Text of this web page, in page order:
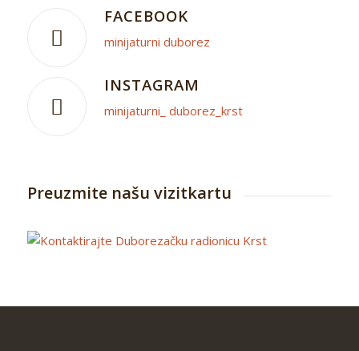
FACEBOOK
minijaturni duborez
INSTAGRAM
minijaturni_ duborez_krst
Preuzmite našu vizitkartu